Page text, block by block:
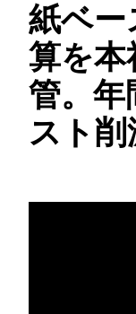
紙ベー
算を本
管。年
スト削